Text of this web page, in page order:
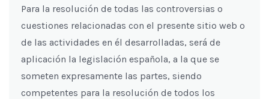
Para la resolución de todas las controversias o
cuestiones relacionadas con el presente sitio web o
de las actividades en él desarrolladas, será de
aplicación la legislación española, a la que se
someten expresamente las partes, siendo
competentes para la resolución de todos los